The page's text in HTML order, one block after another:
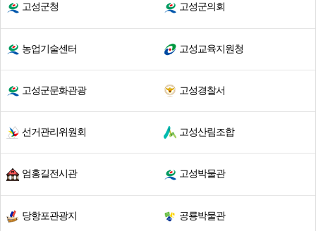
고성군청 고성군의회
농업기술센터 고성교육지원청
고성군문화관광 고성경찰서
선거관리위원회 고성산림조합
엄홍길전시관 고성박물관
당항포관광지 공룡박물관